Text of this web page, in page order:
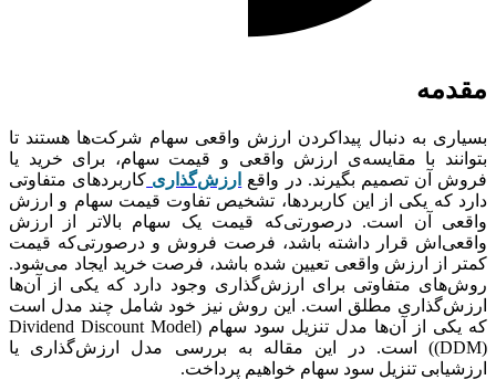
مقدمه
بسیاری به دنبال پیداکردن ارزش واقعی سهام شرکت‌ها هستند تا
بتوانند با مقایسه‌ی ارزش واقعی و قیمت سهام، برای خرید یا
فروش آن تصمیم بگیرند. در واقع ارزش‌گذاری کاربردهای متفاوتی
دارد که یکی از این کاربردها، تشخیص تفاوت قیمت سهام و ارزش
واقعی آن است. درصورتی‌که قیمت یک سهام بالاتر از ارزش
واقعی‌اش قرار داشته باشد، فرصت فروش و درصورتی‌که قیمت
کمتر از ارزش واقعی تعیین شده باشد، فرصت خرید ایجاد می‌شود.
روش‌های متفاوتی برای ارزش‌گذاری وجود دارد که یکی از آن‌ها
ارزش‌گذاری مطلق است. این روش نیز خود شامل چند مدل است
که یکی از آن‌ها مدل تنزیل سود سهام (Dividend Discount Model
(DDM)) است. در این مقاله به بررسی مدل ارزش‌گذاری یا
ارزشیابی تنزیل سود سهام خواهیم پرداخت.